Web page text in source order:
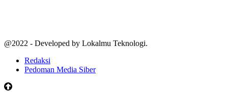
@2022 - Developed by Lokalmu Teknologi.
Redaksi
Pedoman Media Siber